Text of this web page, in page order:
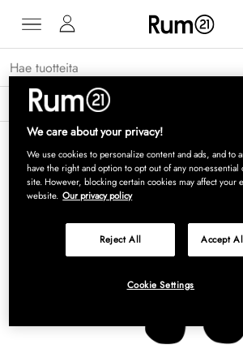
Saat 15 % alennusta Grythyttan Stålmöbler -
We care about your privacy!
We use cookies to personalize content and ads, and to
have the right and option to opt out of any non-
site. However, blocking certain cookies may affect your
website. Our privacy policy
Reject All Accept
Cookie Settings